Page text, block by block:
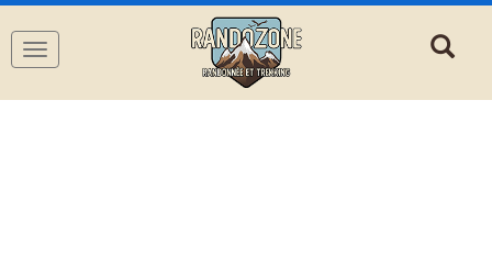
Navigation